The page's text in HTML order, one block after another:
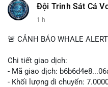
#binancesquare #cryptonews
#regulation
$btc $eth
#vlikevn #titanbot
📰 Nguồn: CoinDesk
Đội Trinh Sát Cá
1 h
🚨 CẢNH BÁO WHALE
Chi tiết giao dịch:
- Mã giao dịch:
- Khối lượng di chuyển: